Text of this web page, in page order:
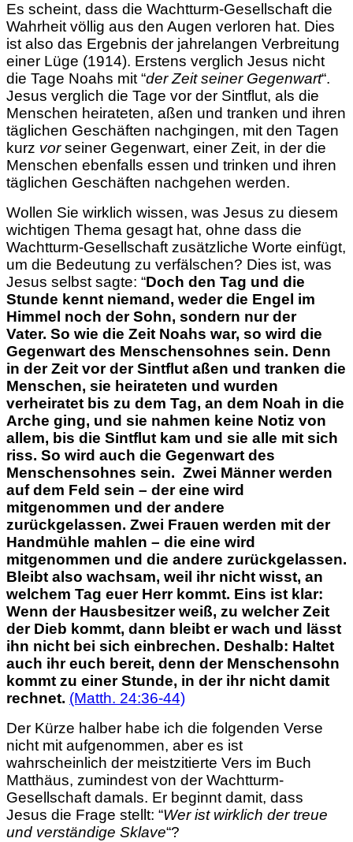
Es scheint, dass die Wachtturm-Gesellschaft die
Wahrheit völlig aus den Augen verloren hat. Dies
ist also das Ergebnis der jahrelangen Verbreitung
einer Lüge (1914). Erstens verglich Jesus nicht
die Tage Noahs mit “der Zeit seiner Gegenwart“.
Jesus verglich die Tage vor der Sintflut, als die
Menschen heirateten, aßen und tranken und ihren
täglichen Geschäften nachgingen, mit den Tagen
kurz vorseiner Gegenwart, einer Zeit, in der die
Menschen ebenfalls essen und trinken und ihren
täglichen Geschäften nachgehen werden.
Wollen Sie wirklich wissen, was Jesus zu diesem
wichtigen Thema gesagt hat, ohne dass die
Wachtturm-Gesellschaft zusätzliche Worte einfügt,
um die Bedeutung zu verfälschen? Dies ist, was
Jesus selbst sagte: “Doch den Tag und die
Stunde kennt niemand, weder die Engel im
Himmel noch der Sohn, sondern nur der
Vater. So wie die Zeit Noahs war, so wird die
Gegenwart des Menschensohnes sein. Denn
in der Zeit vor der Sintflut aßen und tranken die
Menschen, sie heirateten und wurden
verheiratet bis zu dem Tag, an dem Noah in die
Arche ging, und sie nahmen keine Notiz von
allem, bis die Sintflut kam und sie alle mit sich
riss. So wird auch die Gegenwart des
Menschensohnes sein. Zwei Männer werden
auf dem Feld sein – der eine wird
mitgenommen und der andere
zurückgelassen. Zwei Frauen werden mit der
Handmühle mahlen – die eine wird
mitgenommen und die andere zurückgelassen.
Bleibt also wachsam, weil ihr nicht wisst, an
welchem Tag euer Herr kommt. Eins ist klar:
Wenn der Hausbesitzer weiß, zu welcher Zeit
der Dieb kommt, dann bleibt er wach und lässt
ihn nicht bei sich einbrechen. Deshalb: Haltet
auch ihr euch bereit, denn der Menschensohn
kommt zu einer Stunde, in der ihr nicht damit
rechnet. (Matth. 24:36-44)
Der Kürze halber habe ich die folgenden Verse
nicht mit aufgenommen, aber es ist
wahrscheinlich der meistzitierte Vers im Buch
Matthäus, zumindest von der Wachtturm-
Gesellschaft damals. Er beginnt damit, dass
Jesus die Frage stellt: “Wer ist wirklich der treue
und verständige Sklave“?